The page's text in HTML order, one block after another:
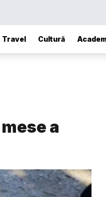
Travel Cultură
a